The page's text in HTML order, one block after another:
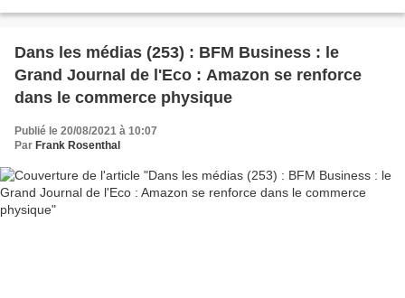
Dans les médias (253) : BFM Business : le
Grand Journal de l'Eco : Amazon se renforce
dans le commerce physique
Publié le 20/08/2021 à 10:07
Par Frank Rosenthal